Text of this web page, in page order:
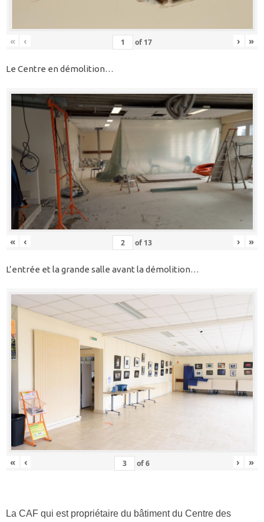
« ‹ of 17 › »
Le Centre en démolition…
« ‹ of 13 › »
L’entrée et la grande salle avant la démolition…
« ‹ of6 › »
La CAF qui est propriétaire du bâtiment du Centre des